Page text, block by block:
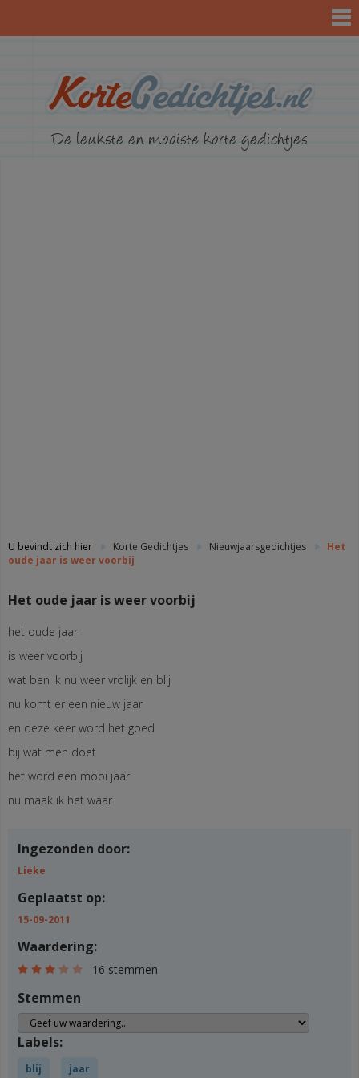
De leukste en mooiste korte gedichtjes
U bevindt zich hier Korte Gedichtjes Nieuwjaarsgedichtjes
Het
oude jaar is weer voorbij
Het oude jaar is weer voorbij
het oude jaar
is weer voorbij
wat ben ik nu weer vrolijk en blij
nu komt er een nieuw jaar
en deze keer word het goed
bij wat men doet
het word een mooi jaar
nu maak ik het waar
Ingezonden door:
Lieke
Geplaatst op:
15-09-2011
Waardering:
16 stemmen
Stemmen
Labels:
blij jaar